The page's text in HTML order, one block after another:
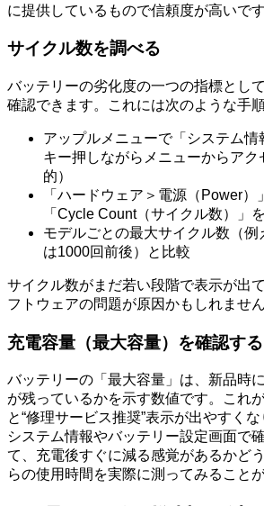
に提供しているもので信頼度が高いです
サイクル数を調べる
バッテリーの劣化度の一つの指標とし
確認できます。これには次のような手
アップルメニューで「システム情
キー押しながらメニューからア
的）
「ハードウェア＞電源（Power）
「Cycle Count（サイクル数）」
モデルごとの最大サイクル数（
は1000回前後）と比較
サイクル数がまだ若い段階で表示が出
フトウェアの問題が原因かもしれません
充電容量（最大容量）を確認する
バッテリーの「最大容量」は、新品時
が残っているかを示す数値です。これ
と“修理サービス推奨”表示が出やすくな
システム情報やバッテリー設定画面で
て、充電後すぐに減る感覚があるかど
らの使用時間を実際に測ってみること